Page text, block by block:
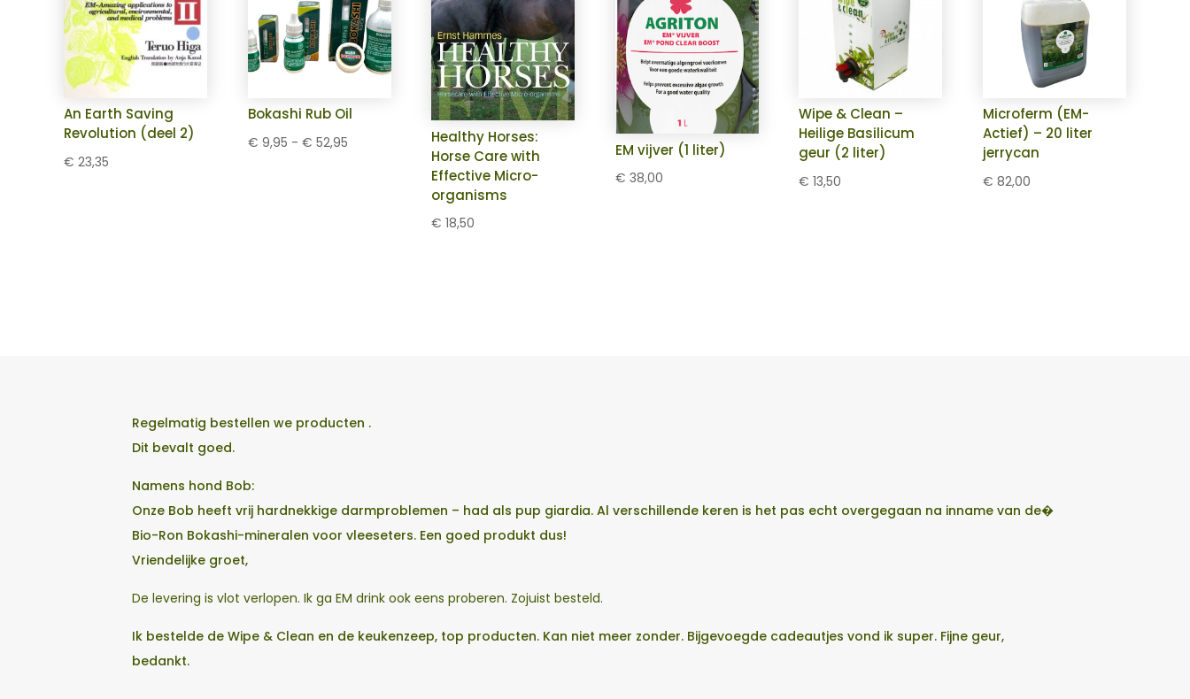
An Earth Saving
Revolution (deel 2)
€ 23,35
Bokashi Rub Oil
€ 9,95 - € 52,95Prijsklasse:
Healthy Horses:
Horse Care with
Effective Micro-
organisms
€ 18,50
EM vijver (1 liter)
€ 38,00
Wipe & Clean –
Heilige Basilicum
geur (2 liter)
€ 13,50
Microferm (EM-
Actief) – 20 liter
jerrycan
€ 82,00
Regelmatig bestellen we producten .
Dit bevalt goed.
Namens hond Bob:
Onze Bob heeft vrij hardnekkige darmproblemen – had als pup giardia. Al verschillende keren is het pas echt overgegaan na inname van de�
Bio-Ron Bokashi-mineralen voor vleeseters. Een goed produkt dus!
Vriendelijke groet,
De levering is vlot verlopen. Ik ga EM drink ook eens proberen. Zojuist besteld.
Ik bestelde de Wipe & Clean en de keukenzeep, top producten. Kan niet meer zonder. Bijgevoegde cadeautjes vond ik super. Fijne geur,
bedankt.